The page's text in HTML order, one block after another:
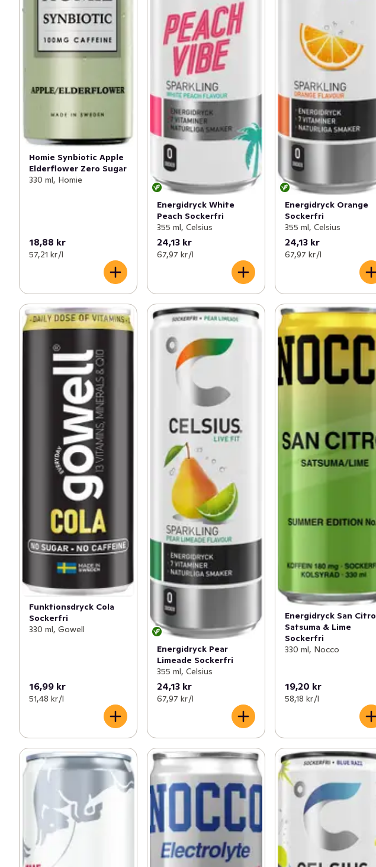
Homie Synbiotic Apple
Elderflower Zero Sugar
330 ml, Homie
18,88 kr
57,21 kr /l
Energidryck White
Peach Sockerfri
355 ml, Celsius
24,13 kr
67,97 kr /l
Energidryck Orange
Sockerfri
355 ml, Celsius
24,13 kr
67,97 kr /l
Funktionsdryck Cola
Sockerfri
330 ml, Gowell
16,99 kr
51,48 kr /l
Energidryck Pear
Limeade Sockerfri
355 ml, Celsius
24,13 kr
67,97 kr /l
Energidryck San Citro
Satsuma & Lime
Sockerfri
330 ml, Nocco
19,20 kr
58,18 kr /l